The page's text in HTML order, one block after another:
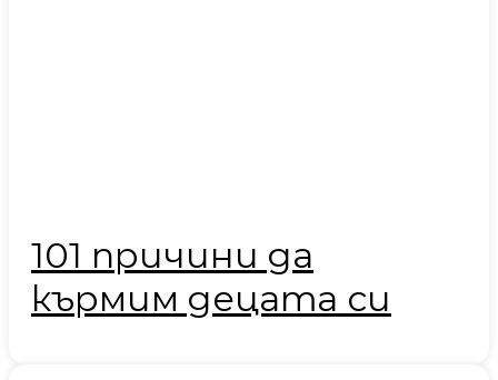
101 причини да
кърмим децата си